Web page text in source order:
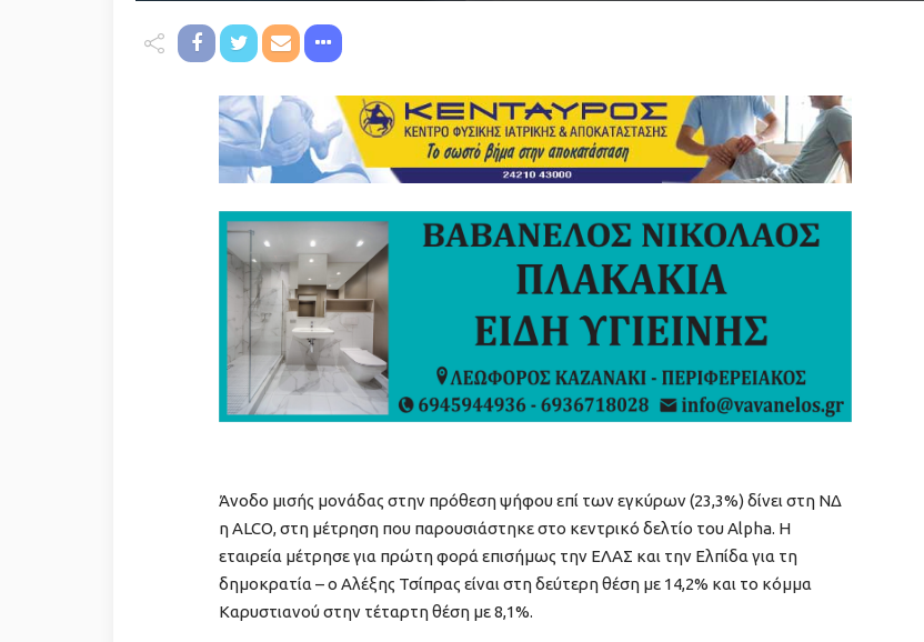
Άνοδο μισής μονάδας στην πρόθεση ψήφου επί των εγκύρων (23,3%) δίνει στη ΝΔ
η ALCO, στη μέτρηση που παρουσιάστηκε στο κεντρικό δελτίο του Alpha. Η
εταιρεία μέτρησε για πρώτη φορά επισήμως την ΕΛΑΣ και την Ελπίδα για τη
δημοκρατία – ο Αλέξης Τσίπρας είναι στη δεύτερη θέση με 14,2% και το κόμμα
Καρυστιανού στην τέταρτη θέση με 8,1%.